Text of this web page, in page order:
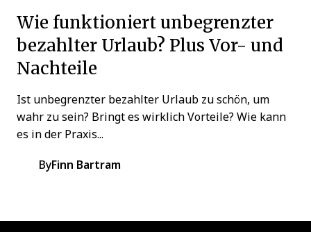
Wie funktioniert unbegrenzter
bezahlter Urlaub? Plus Vor- und
Nachteile
Ist unbegrenzter bezahlter Urlaub zu schön, um
wahr zu sein? Bringt es wirklich Vorteile? Wie kann
es in der Praxis...
ByFinn Bartram